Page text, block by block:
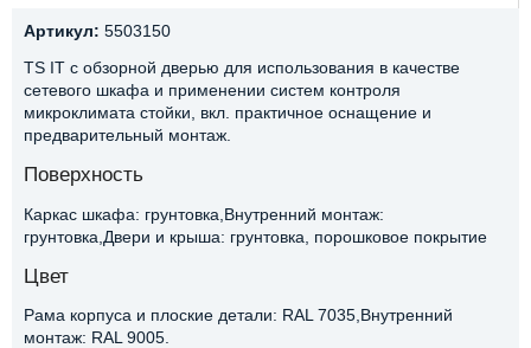
Артикул: 5503150
TS IT с обзорной дверью для использования в качестве
сетевого шкафа и применении систем контроля
микроклимата стойки, вкл. практичное оснащение и
предварительный монтаж.
Поверхность
Каркас шкафа: грунтовка,Внутренний монтаж:
грунтовка,Двери и крыша: грунтовка, порошковое покрытие
Цвет
Рама корпуса и плоские детали: RAL 7035,Внутренний
монтаж: RAL 9005.